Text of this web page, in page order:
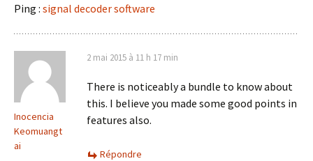
Ping : signal decoder software
Inocencia
Keomuangt
ai
2 mai 2015 à 11 h 17 min
There is noticeably a bundle to know about
this. I believe you made some good points in
features also.
Répondre